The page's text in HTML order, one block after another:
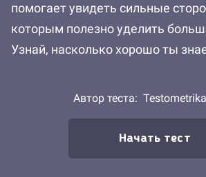
помогает увидеть сильные
которым полезно уделить
Узнай, насколько хорошо ты
Автор теста:
Начать тест